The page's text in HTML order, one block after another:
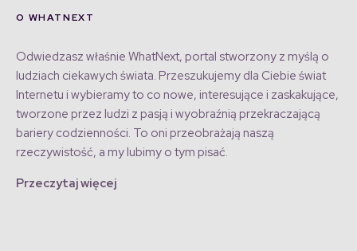
O WHATNEXT
Odwiedzasz właśnie WhatNext, portal stworzony z myślą o
ludziach ciekawych świata. Przeszukujemy dla Ciebie świat
Internetu i wybieramy to co nowe, interesujące i zaskakujące,
tworzone przez ludzi z pasją i wyobraźnią przekraczającą
bariery codzienności. To oni przeobrażają naszą
rzeczywistość, a my lubimy o tym pisać.
Przeczytaj więcej